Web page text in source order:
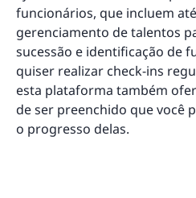
funcionários, que incluem
gerenciamento de talentos
sucessão e identificação de
quiser realizar check-ins
esta plataforma também
de ser preenchido que você
o progresso delas.